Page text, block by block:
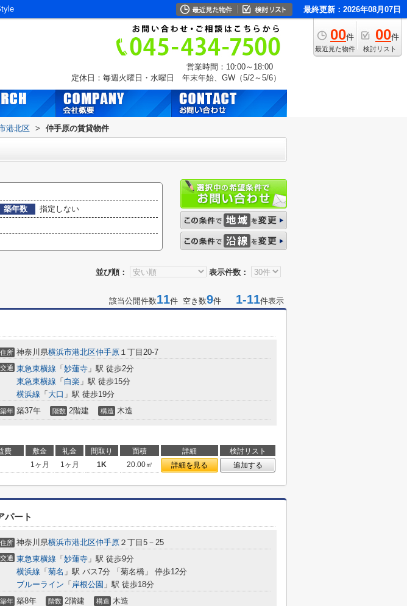
最終更新：2026年08月07日
00件
最近見た物件
00件
検討リスト
営業時間：10:00～18:00
定休日：毎週火曜日・水曜日 年末年始、GW（5/2～5/6）
港北区 > 仲手原の賃貸物件
築年数
指定しない
並び順： 表示件数：
該当公開件数11件 空き数9件 1-11件表示
住所 神奈川県横浜市港北区仲手原 １丁目20-7
交通 東急東横線 「 妙蓮寺 」駅 徒歩2分
東急東横線 「 白楽 」駅 徒歩15分
横浜線 「 大口 」駅 徒歩19分
築年 築37年 階数 2階建 構造 木造
費 敷金 礼金 間取り 面積 詳細
検討リスト
1ヶ月 1ヶ月 1K 20.00㎡ 詳細を見る 追加する
パート
住所 神奈川県横浜市港北区仲手原 ２丁目5－25
交通 東急東横線 「 妙蓮寺 」駅 徒歩9分
横浜線 「 菊名 」駅 バス7分 「菊名橋」 停歩12分
ブルーライン 「 岸根公園 」駅 徒歩18分
築年 築8年 階数 2階建 構造 木造